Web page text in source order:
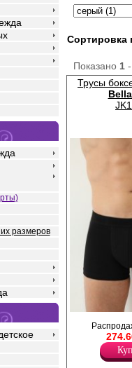
размеров
Сортировка
Показано 1-
Трусы
Трусы- боксеры мужские из
однотонные, прилегающего
профилированным